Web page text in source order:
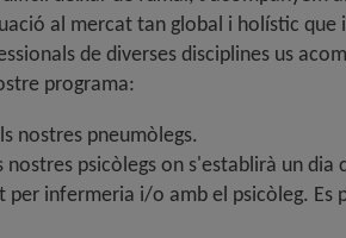
al mercat tan global i holístic
de diverses disciplines us
programa:
nostres pneumòlegs.
nostres psicòlegs on s'establirà un dia
per infermeria i/o amb el psicòleg.